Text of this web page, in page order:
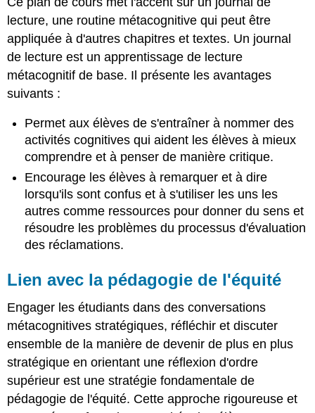
lecture, une routine métacognitive qui peut être
appliquée à d'autres chapitres et textes. Un journal
de lecture est un apprentissage de lecture
métacognitif de base. Il présente les avantages
suivants :
Permet aux élèves de s'entraîner à nommer des
activités cognitives qui aident les élèves à mieux
comprendre et à penser de manière critique.
Encourage les élèves à remarquer et à dire
lorsqu'ils sont confus et à s'utiliser les uns les
autres comme ressources pour donner du sens et
résoudre les problèmes du processus d'évaluation
des réclamations.
Lien avec la pédagogie de l'équité
Engager les étudiants dans des conversations
métacognitives stratégiques, réfléchir et discuter
ensemble de la manière de devenir de plus en plus
stratégique en orientant une réflexion d'ordre
supérieur est une stratégie fondamentale de
pédagogie de l'équité. Cette approche rigoureuse et